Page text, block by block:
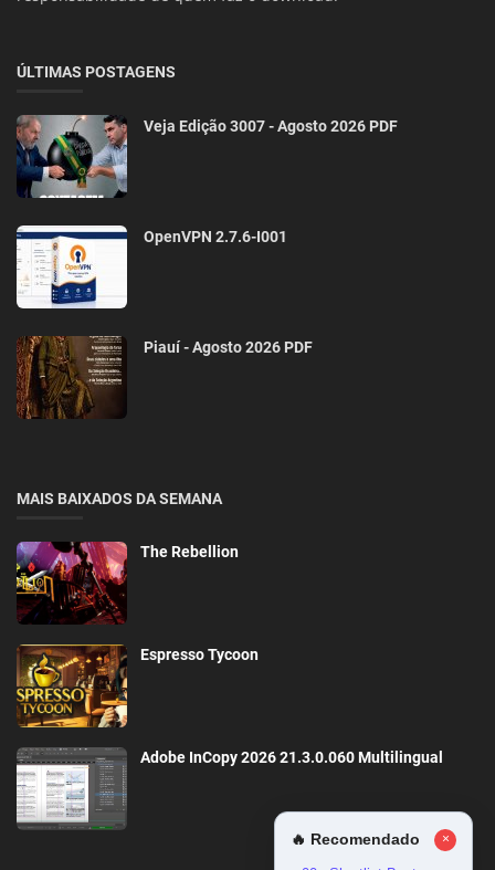
ÚLTIMAS POSTAGENS
Veja Edição 3007 - Agosto 2026 PDF
OpenVPN 2.7.6-I001
Piauí - Agosto 2026 PDF
MAIS BAIXADOS DA SEMANA
The Rebellion
Espresso Tycoon
Adobe InCopy 2026 21.3.0.060 Multilingual
🔥 Recomendado ×